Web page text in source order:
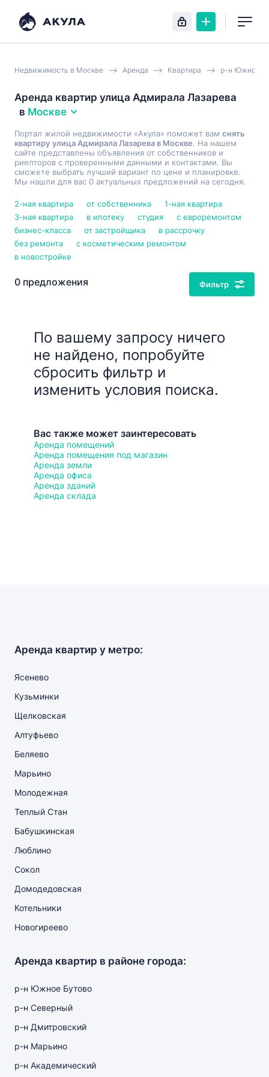
Недвижимость в Москве Аренда Квартира р-н Южное
Аренда квартир улица Адмирала Лазарева
в Москве
Портал жилой недвижимости «Акула» поможет вам снять
квартиру улица Адмирала Лазарева в Москве. На нашем
сайте представлены объявления от собственников и
риелторов с проверенными данными и контактами. Вы
сможете выбрать лучший вариант по цене и планировке.
Мы нашли для вас 0 актуальных предложений на сегодня.
2-ная квартира от собственника
1-ная квартира
3-ная квартира
в ипотеку студия
с евроремонтом
бизнес-класса
от застройщика
в рассрочку
без ремонта
с косметическим ремонтом
в новостройке
0 предложения Фильтр
По вашему запросу ничего
не найдено, попробуйте
сбросить фильтр и
изменить условия поиска.
Вас также может заинтересовать
Аренда помещений
Аренда помещения под магазин
Аренда земли
Аренда офиса
Аренда зданий
Аренда склада
Аренда квартир у метро:
Ясенево
Кузьминки
Щелковская
Алтуфьево
Беляево
Марьино
Молодежная
Теплый Стан
Бабушкинская
Люблино
Сокол
Домодедовская
Котельники
Новогиреево
Аренда квартир в районе города:
р-н Южное Бутово
р-н Северный
р-н Дмитровский
р-н Марьино
р-н Академический